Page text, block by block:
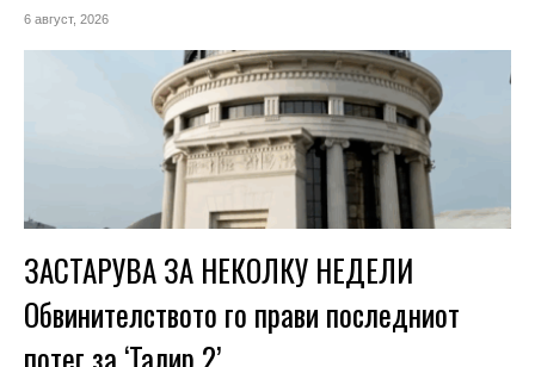
6 август, 2026
ЗАСТАРУВА ЗА НЕКОЛКУ НЕДЕЛИ
Обвинителството го прави последниот
потег за ‘Талир 2’